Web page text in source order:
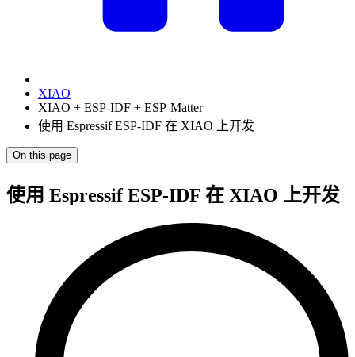
XIAO
XIAO + ESP-IDF + ESP-Matter
使用 Espressif ESP-IDF 在 XIAO 上开发
On this page
使用 Espressif ESP-IDF 在 XIAO 上开发